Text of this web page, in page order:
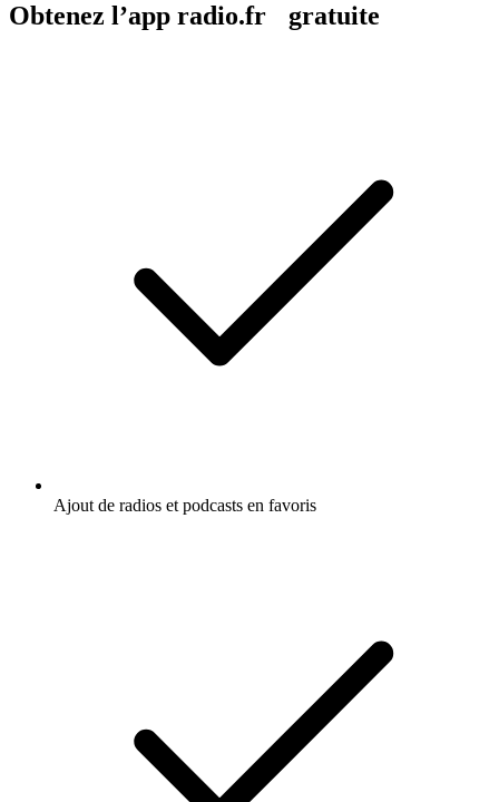
Obtenez l’app radio.fr gratuite
Ajout de radios et podcasts en favoris